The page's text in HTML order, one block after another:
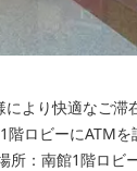
より快適なご滞
ロビーにATMを
館1階ロビー For